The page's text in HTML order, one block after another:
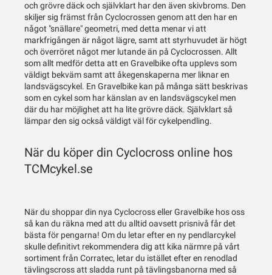
och grövre däck och självklart har den även skivbroms. Den
skiljer sig främst från Cyclocrossen genom att den har en
något "snällare" geometri, med detta menar vi att
markfrigången är något lägre, samt att styrhuvudet är högt
och överröret något mer lutande än på Cyclocrossen. Allt
som allt medför detta att en Gravelbike ofta upplevs som
väldigt bekväm samt att åkegenskaperna mer liknar en
landsvägscykel. En Gravelbike kan på många sätt beskrivas
som en cykel som har känslan av en landsvägscykel men
där du har möjlighet att ha lite grövre däck. Självklart så
lämpar den sig också väldigt väl för cykelpendling.
När du köper din Cyclocross online hos
TCMcykel.se
När du shoppar din nya Cyclocross eller Gravelbike hos oss
så kan du räkna med att du alltid oavsett prisnivå får det
bästa för pengarna! Om du letar efter en ny pendlarcykel
skulle definitivt rekommendera dig att kika närmre på vårt
sortiment från Corratec, letar du istället efter en renodlad
tävlingscross att sladda runt på tävlingsbanorna med så